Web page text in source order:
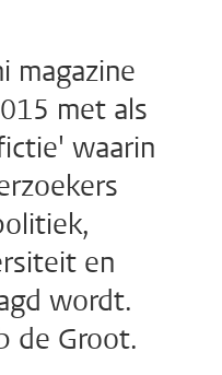
magazine
met als
waarin
en
wordt.
de Groot.